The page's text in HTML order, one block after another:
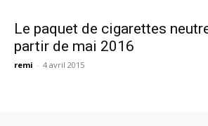
Le paquet de cigarettes
partir de mai 2016
remi - 4 avril 2015